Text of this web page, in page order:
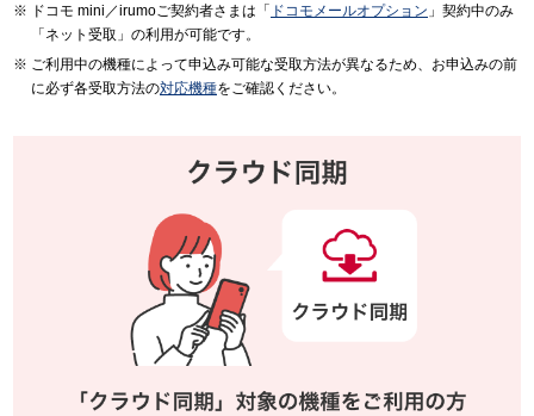
ドコモ mini／irumoご契約者さまは「 ドコモメールオプション 」契約中のみ
「ネット受取」の利用が可能です。
ご利用中の機種によって申込み可能な受取方法が異なるため、お申込みの前
に必ず各受取方法の対応機種をご確認ください。